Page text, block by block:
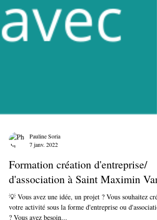
7 janv. 2022
Formation création d'entreprise/
d'association à Saint Maximin Var
💡 Vous avez une idée, un projet ? Vous souhaitez